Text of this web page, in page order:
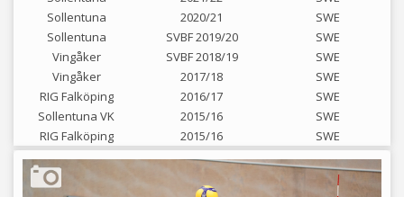
Sollentuna
2020/21
SWE
Sollentuna
SVBF 2019/20
SWE
Vingåker
SVBF 2018/19
SWE
Vingåker
2017/18
SWE
RIG Falköping
2016/17
SWE
Sollentuna VK
2015/16
SWE
RIG Falköping
2015/16 SWE